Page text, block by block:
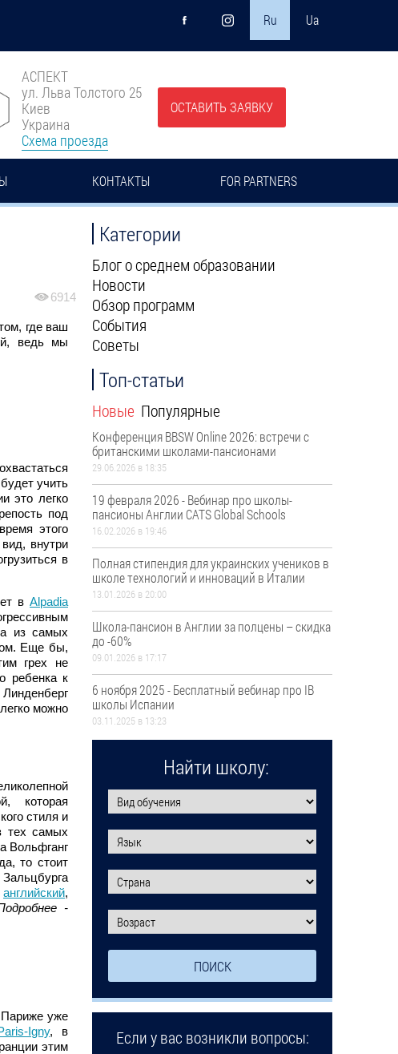
Ru Ua
АСПЕКТ
ул. Льва Толстого 25
Киев
Украина
Схема проезда
ОСТАВИТЬ ЗАЯВКУ
КОНТАКТЫ FOR PARTNERS
6914
где ваш
ведь мы
учить
это легко
под
этого
внутри
в
в Alpadia
из самых
Еще бы,
грех не
ребенка к
можно
которая
стиля и
тех самых
Вольфганг
то стоит
английский,
-
уже
Igny, в
этим
Категории
Блог о среднем образовании
Новости
Обзор программ
События
Советы
Топ-статьи
Новые Популярные
Конференция BBSW Online 2026: встречи с
британскими школами-пансионами
29.06.2026 в 18:35
19 февраля 2026 - Вебинар про школы-
пансионы Англии CATS Global Schools
16.02.2026 в 19:46
Полная стипендия для украинских учеников в
школе технологий и инноваций в Италии
13.01.2026 в 20:00
Школа-пансион в Англии за полцены – скидка
до -60%
09.01.2026 в 17:17
6 ноября 2025 - Бесплатный вебинар про ІВ
школы Испании
03.11.2025 в 13:23
Найти школу:
Если у вас возникли вопросы: